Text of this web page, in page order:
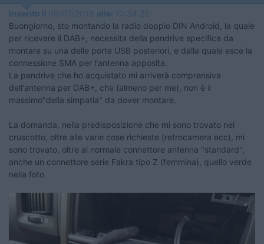
Inserito il 09/07/2018 alle: 10:34:22
Buongiorno, sto montando la radio doppio DIN Android, la quale
per ricevere il DAB+, necessita della pendrive specifica da
montare su una delle porte USB posteriori, e dalla quale esce la
connessione SMA per l'antenna apposita.
La pendrive che ho acquistato mi arriverà comprensiva
dell'antenna per DAB+, che (almeno per me), non è il
massimo"della simpatia" da dover montare.
La domanda, nella predisposizione che mi sono trovato nel
cruscotto, oltre alle varie cose richieste (retrocamera ecc), mi
sono trovato, oltre al normale connettore antenna "standard",
anche un connettore serie Fakra tipo Z (femmina), quello verde
nella foto